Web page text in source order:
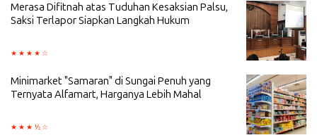
Merasa Difitnah atas Tuduhan Kesaksian Palsu,
Saksi Terlapor Siapkan Langkah Hukum
Minimarket "Samaran" di Sungai Penuh yang
Ternyata Alfamart, Harganya Lebih Mahal